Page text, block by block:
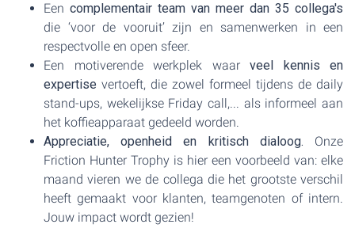
Een complementair team van meer dan 35 collega's
die ‘voor de vooruit’ zijn en samenwerken in een
respectvolle en open sfeer.
Een motiverende werkplek waar veel kennis en
expertise vertoeft, die zowel formeel tijdens de daily
stand-ups, wekelijkse Friday call,... als informeel aan
het koffieapparaat gedeeld worden.
Appreciatie, openheid en kritisch dialoog. Onze
Friction Hunter Trophy is hier een voorbeeld van: elke
maand vieren we de collega die het grootste verschil
heeft gemaakt voor klanten, teamgenoten of intern.
Jouw impact wordt gezien!